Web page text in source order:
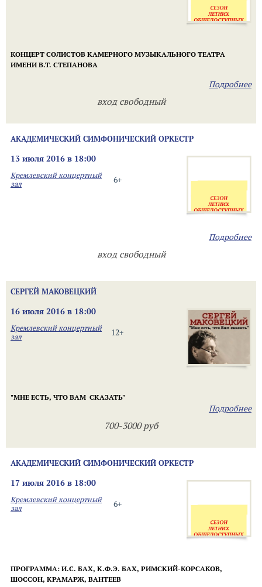
КОНЦЕРТ СОЛИСТОВ КАМЕРНОГО МУЗЫКАЛЬНОГО ТЕАТРА
ИМЕНИ В.Т. СТЕПАНОВА
Подробнее
вход свободный
АКАДЕМИЧЕСКИЙ СИМФОНИЧЕСКИЙ ОРКЕСТР
13 июля 2016 в 18:00
6+
Кремлевский концертный
зал
Подробнее
вход свободный
СЕРГЕЙ МАКОВЕЦКИЙ
16 июля 2016 в 18:00
12+
Кремлевский концертный
зал
"МНЕ ЕСТЬ, ЧТО ВАМ СКАЗАТЬ"
Подробнее
700-3000 руб
АКАДЕМИЧЕСКИЙ СИМФОНИЧЕСКИЙ ОРКЕСТР
17 июля 2016 в 18:00
6+
Кремлевский концертный
зал
ПРОГРАММА:И.С. БАХ, К.Ф.Э. БАХ, РИМСКИЙ-КОРСАКОВ,
ШОССОН, КРАМАРЖ, ВАНТЕЕВ